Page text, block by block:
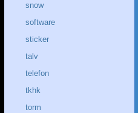
snow
software
sticker
talv
telefon
tkhk
torm